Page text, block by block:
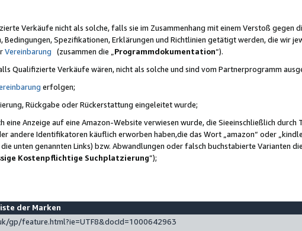
Verkäufe nicht als solche, falls sie im Zusammenhang mit einem Verstoß gegen
Spezifikationen, Erklärungen und Richtlinien getätigt werden, die wir
Vereinbarung (zusammen die „ Programmdokumentation“).
Qualifizierte Verkäufe wären, nicht als solche und sind vom Partnerprogramm
erfolgen;
Rückgabe oder Rückerstattung eingeleitet wurde;
eine Anzeige auf eine Amazon-Website verwiesen wurde, die Sieeinschließlich durch
andere Identifikatoren käuflich erworben haben,die das Wort „amazon“ oder
unten genannten Links) bzw. Abwandlungen oder falsch buchstabierte Varianten
Kostenpflichtige Suchplatzierung”);
der Marken
gp/feature.html?ie=UTF8&docId=1000642963